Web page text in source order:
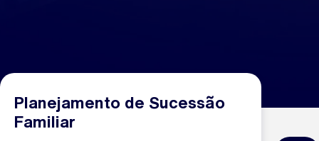
Planejamento de Sucessão
Familiar